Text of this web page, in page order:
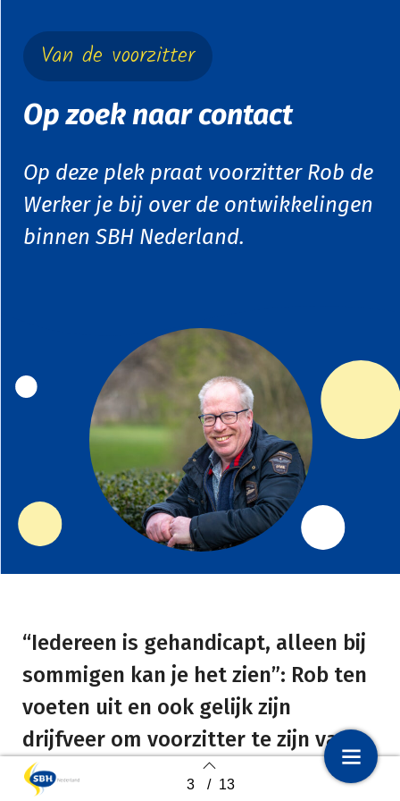
3 / 13
Van de voorzitter
Op zoek naar contact
Op deze plek praat voorzitter Rob de
Werker je bij over de ontwikkelingen
binnen SBH Nederland.
“Iedereen is gehandicapt, alleen bij
sommigen kan je het zien”: Rob ten
voeten uit en ook gelijk zijn
drijfveer om voorzitter te zijn van
SBH Nederland. Wat heb je gedaan